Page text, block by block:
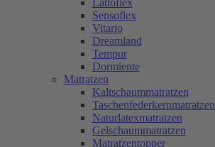
Lattoflex
Sensoflex
Vitario
Dreamland
Tempur
Dormiente
Matratzen
Kaltschaummatratzen
Taschenfederkernmatratzen
Naturlatexmatratzen
Gelschaummatratzen
Matratzentopper